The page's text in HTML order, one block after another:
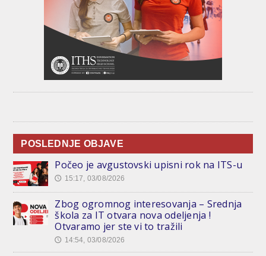
POSLEDNJE OBJAVE
Počeo je avgustovski upisni rok na ITS-u
🕔 15:17, 03/08/2026
Zbog ogromnog interesovanja – Srednja
škola za IT otvara nova odeljenja !
Otvaramo jer ste vi to tražili
🕔 14:54, 03/08/2026